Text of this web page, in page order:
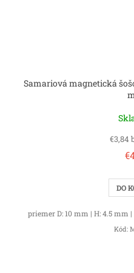
Samariová magnetická
€3,84
DO
priemer D: 10 mm | H: 4.5 mm
Kód: